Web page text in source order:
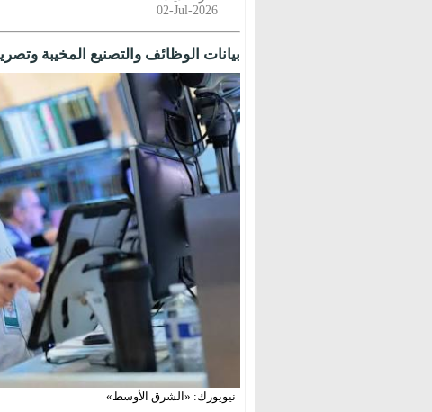
02-Jul-2026
بيانات الوظائف والتصنيع المخيبة
نيويورك: «الشرق الأوسط»